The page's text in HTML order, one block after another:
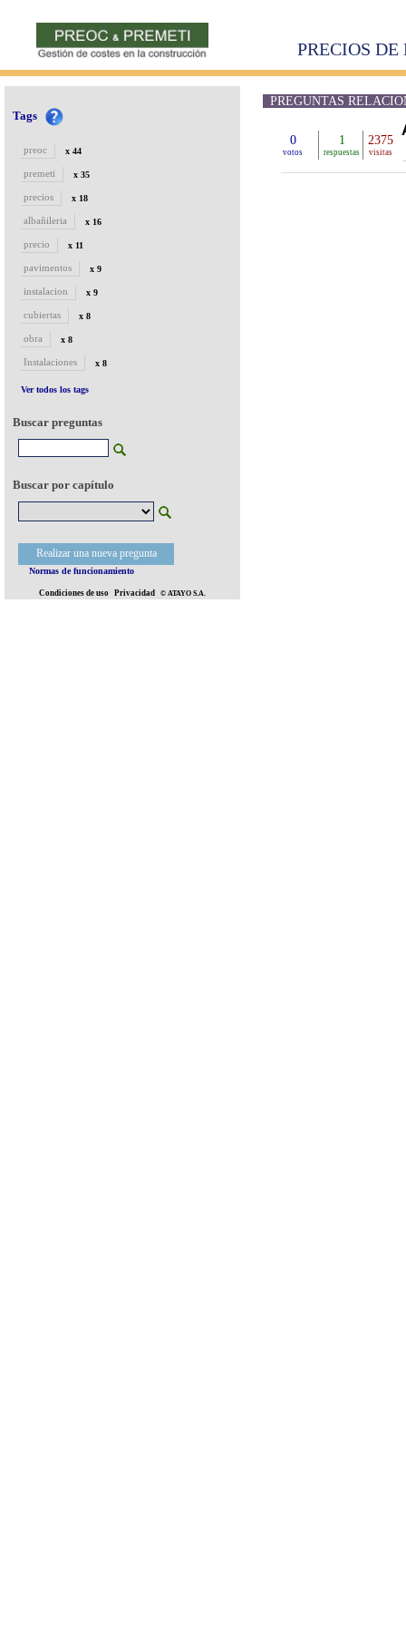
PRECIOS
Tags
preoc x 44
premeti x 35
precios x 18
albañileria x 16
precio x 11
pavimentos x 9
instalacion x 9
cubiertas x 8
obra x 8
Instalaciones x 8
Ver todos los tags
Buscar preguntas
Buscar por capítulo
Realizar una nueva pregunta
Normas de funcionamiento
Condiciones de uso Privacidad © ATAYO S.A.
PREGUNTAS
0
votos
1
respuestas
2375
visitas